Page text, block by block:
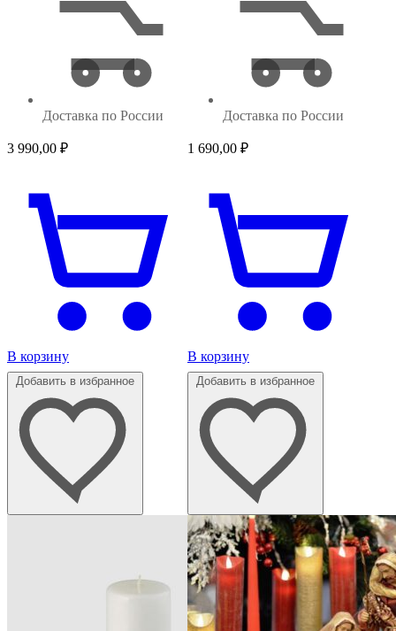
Доставка по России
3 990,00 ₽
В корзину
Доставка по России
1 690,00 ₽
В корзину
Добавить в избранное Добавить в избранное